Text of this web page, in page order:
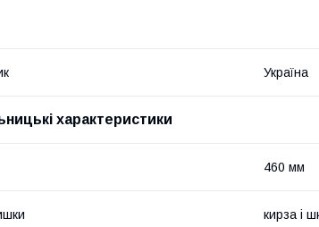
Україна
характеристики
460 мм
кирза і